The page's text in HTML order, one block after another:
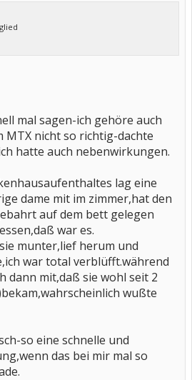
mal sagen-ich gehöre auch
MTX nicht so richtig-dachte
hatte auch nebenwirkungen.
lag eine
dame mit im zimmer,hat den
auf dem bett gelegen
war es.
munter,lief herum und
war total verblüfft.während
dann mit,daß sie wohl seit 2
wußte
so eine schnelle und
das bei mir mal so